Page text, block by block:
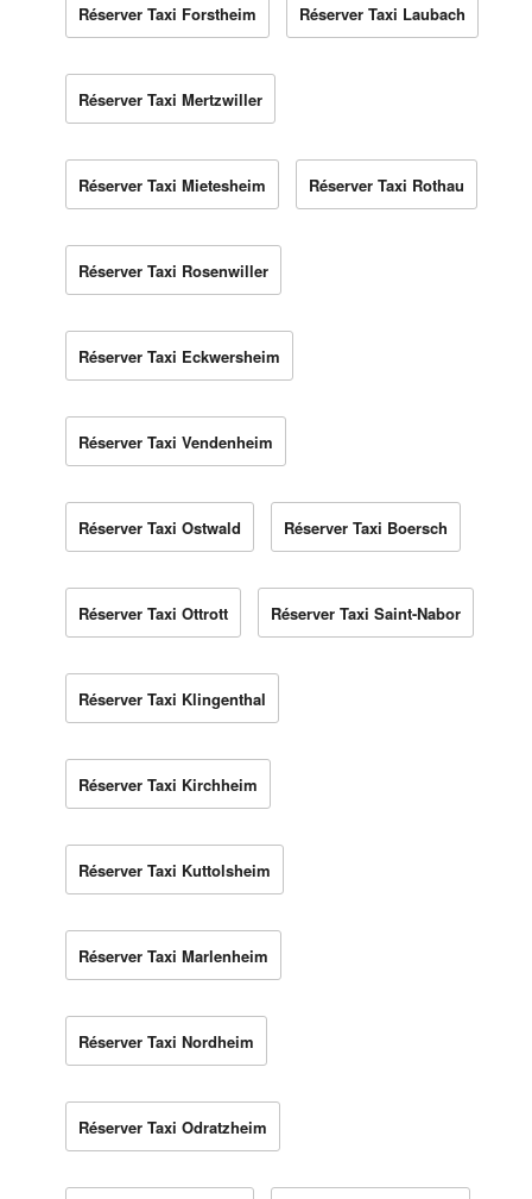
Réserver Taxi Forstheim Réserver Taxi Laubach
Réserver Taxi Mertzwiller
Réserver Taxi Mietesheim Réserver Taxi Rothau
Réserver Taxi Rosenwiller
Réserver Taxi Eckwersheim
Réserver Taxi Vendenheim
Réserver Taxi Ostwald Réserver Taxi Boersch
Réserver Taxi Ottrott Réserver Taxi Saint-Nabor
Réserver Taxi Klingenthal
Réserver Taxi Kirchheim
Réserver Taxi Kuttolsheim
Réserver Taxi Marlenheim
Réserver Taxi Nordheim
Réserver Taxi Odratzheim